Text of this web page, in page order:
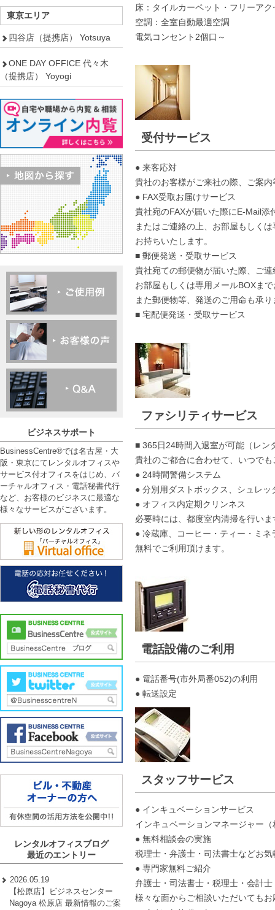
床：タイルカーペット・フリーア
空調：全室自動最適空調
電気コンセント2個口～
受付サービス
● 来客応対
貴社のお客様がご来社の際、ご案
● FAX受取お届けサービス
貴社宛のFAXが届いた際にE-Mail添
またはご連絡の上、お部屋もしく
お持ちいたします。
■ 郵便発送・受取サービス
貴社宛ての郵便物が届いた際、ご連
お部屋もしくは専用メールBOXま
また郵便物等、発送のご用命も承り
■ 宅配便発送・受取サービス
ファシリティサービス
■ 365日24時間入退室が可能（レン
貴社のご都合に合わせて、いつで
● 24時間警備システム
● 分別用ダストボックス、シュレッ
● オフィス内定期クリンネス
必要時には、都度室内清掃を行いま
● 冷蔵庫、コーヒー・ティー・ミ
無料でご利用頂けます。
電話設備のご利用
● 電話番号(市外局番052)の利用
● 転送設定
スタッフサービス
● インキュベーションサービス
インキュベーションマネージャー
● 無料相談会の実施
税理士・弁護士・司法書士などお
● 専門家無料ご紹介
弁護士・司法書士・税理士・会計
様々な面からご相談いただいても
東京エリア
四谷店（提携店） Yotsuya
ONE DAY OFFICE 代々木
（提携店） Yoyogi
ビジネスサポート
BusinessCentre®では名古屋・大
阪・東京にてレンタルオフィスや
サービス付オフィスをはじめ、バ
ーチャルオフィス・電話秘書代行
など、お客様のビジネスに最適な
様々なサービスがございます。
レンタルオフィスブログ
最近のエントリー
2026.05.19
【松原店】ビジネスセンター
Nagoya 松原店 最新情報のご案